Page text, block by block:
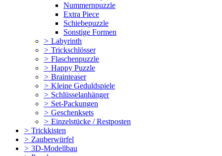
Nummernpuzzle
Extra Piece
Schiebepuzzle
Sonstige Formen
> Labyrinth
> Trickschlösser
> Flaschenpuzzle
> Happy Puzzle
> Brainteaser
> Kleine Geduldspiele
> Schlüsselanhänger
> Set-Packungen
> Geschenksets
> Einzelstücke / Restposten
> Trickkisten
> Zauberwürfel
> 3D-Modellbau